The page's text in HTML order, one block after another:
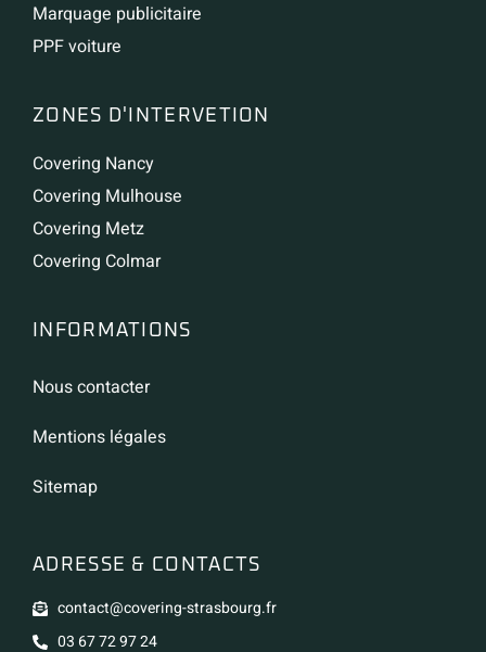
Marquage publicitaire
PPF voiture
ZONES D'INTERVETION
Covering Nancy
Covering Mulhouse
Covering Metz
Covering Colmar
INFORMATIONS
Nous contacter
Mentions légales
Sitemap
ADRESSE & CONTACTS
contact@covering-strasbourg.fr
03 67 72 97 24